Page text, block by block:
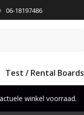
06-18197486
Test / Rental Boards
winkel voorraad.